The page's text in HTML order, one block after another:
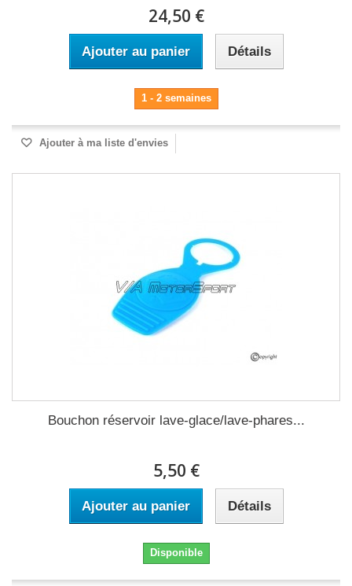
24,50 €
Ajouter au panier Détails
1 - 2 semaines
Ajouter à ma liste d'envies
Bouchon réservoir lave-glace/lave-phares...
5,50 €
Ajouter au panier Détails
Disponible